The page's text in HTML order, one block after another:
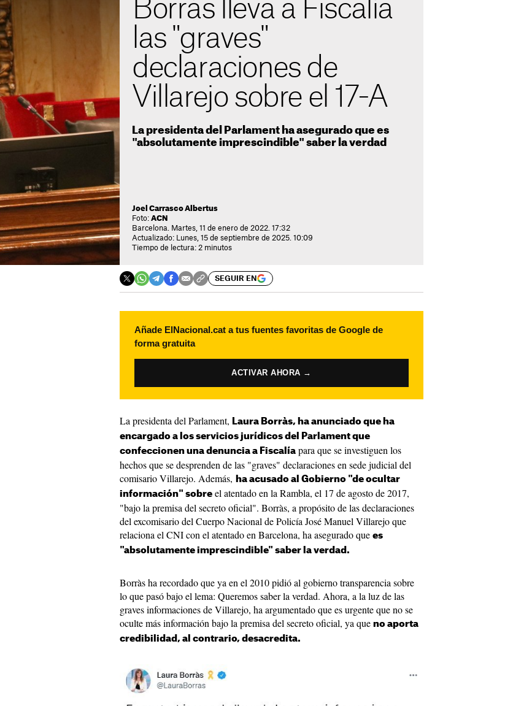
Borràs lleva a Fiscalía
las "graves"
declaraciones de
Villarejo sobre el 17-A
La presidenta del Parlament ha asegurado que es
"absolutamente imprescindible" saber la verdad
Joel Carrasco Albertus
Foto: ACN
Barcelona. Martes, 11 de enero de 2022. 17:32
Actualizado: Lunes, 15 de septiembre de 2025. 10:09
Tiempo de lectura: 2 minutos
SEGUIR EN
Añade ElNacional.cat a tus fuentes favoritas de Google de
forma gratuita
ACTIVAR AHORA →
La presidenta del Parlament, Laura Borràs, ha anunciado que ha
encargado a los servicios jurídicos del Parlament que
confeccionen una denuncia a Fiscalía para que se investiguen los
hechos que se desprenden de las "graves" declaraciones en sede judicial del
comisario Villarejo. Además, ha acusado al Gobierno "de ocultar
información" sobre el atentado en la Rambla, el 17 de agosto de 2017,
"bajo la premisa del secreto oficial". Borràs, a propósito de las declaraciones
del excomisario del Cuerpo Nacional de Policía José Manuel Villarejo que
relaciona el CNI con el atentado en Barcelona, ha asegurado que es
"absolutamente imprescindible" saber la verdad.
Borràs ha recordado que ya en el 2010 pidió al gobierno transparencia sobre
lo que pasó bajo el lema: Queremos saber la verdad. Ahora, a la luz de las
graves informaciones de Villarejo, ha argumentado que es urgente que no se
oculte más información bajo la premisa del secreto oficial, ya que no aporta
credibilidad, al contrario, desacredita.